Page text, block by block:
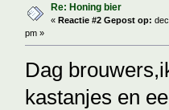
Re: Honing bier
« Reactie #2 Gepost op:
pm »
Dag
kastanjes en